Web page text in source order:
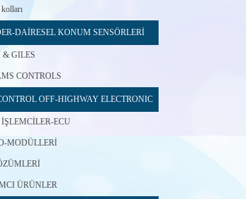
DAİRESEL KONUM SENSÖRLERİ
& GILES
CONTROLS
OFF-HIGHWAY ELECTRONIC
ECU
MODÜLLERİ
ÜRÜNLER